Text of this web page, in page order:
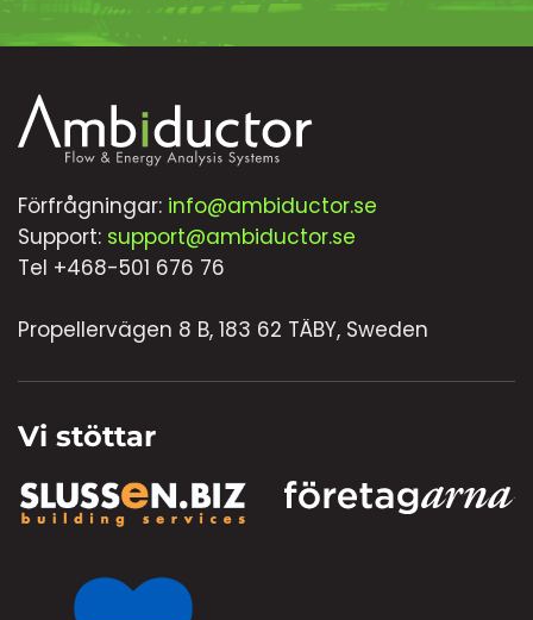
Förfrågningar: info@ambiductor.se
Support: support@ambiductor.se
Tel +468-501 676 76
Propellervägen 8 B, 183 62 TÄBY, Sweden
Vi stöttar